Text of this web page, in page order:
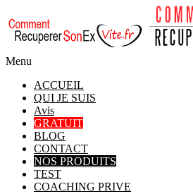
Menu
ACCUEIL
QUI JE SUIS
Avis
GRATUIT
BLOG
CONTACT
NOS PRODUITS
TEST
COACHING PRIVE